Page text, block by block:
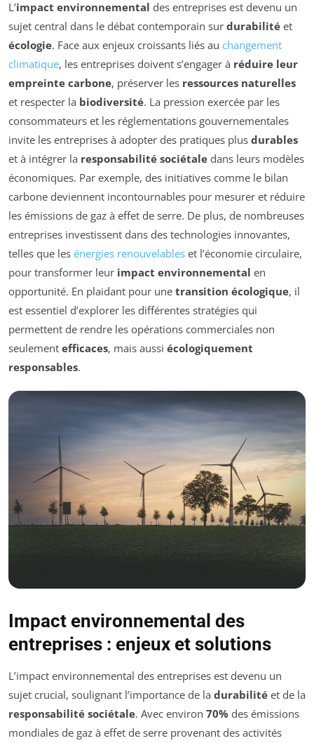
L’impact environnemental des entreprises est devenu un
sujet central dans le débat contemporain sur durabilité et
écologie. Face aux enjeux croissants liés au changement
climatique, les entreprises doivent s’engager à réduire leur
empreinte carbone, préserver les ressources naturelles
et respecter la biodiversité. La pression exercée par les
consommateurs et les réglementations gouvernementales
invite les entreprises à adopter des pratiques plus durables
et à intégrer la responsabilité sociétale dans leurs modèles
économiques. Par exemple, des initiatives comme le bilan
carbone deviennent incontournables pour mesurer et réduire
les émissions de gaz à effet de serre. De plus, de nombreuses
entreprises investissent dans des technologies innovantes,
telles que les énergies renouvelables et l’économie circulaire,
pour transformer leur impact environnemental en
opportunité. En plaidant pour une transition écologique, il
est essentiel d’explorer les différentes stratégies qui
permettent de rendre les opérations commerciales non
seulement efficaces, mais aussi écologiquement
responsables.
Impact environnemental des
entreprises : enjeux et solutions
L’impact environnemental des entreprises est devenu un
sujet crucial, soulignant l’importance de la durabilité et de la
responsabilité sociétale. Avec environ 70% des émissions
mondiales de gaz à effet de serre provenant des activités